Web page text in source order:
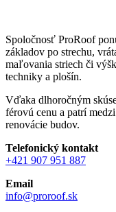
Spoločnosť ProRoof
základov po strechu,
maľovania striech či
techniky a plošín.
Vďaka dlhoročným
férovú cenu a patrí
renovácie budov.
Telefonický kontakt
+421 907 951 887
Email
info@proroof.sk